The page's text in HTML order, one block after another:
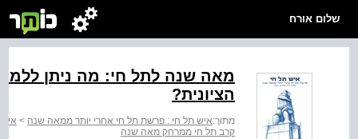
שלום אורח
מאה שנה לתל חי: מה ניתן
הציונית?
מתוך:איש תל חי : פרשת תל חי אחרי יותר ממאה שנה >
קרב תל חי ממרחק מאה שנה